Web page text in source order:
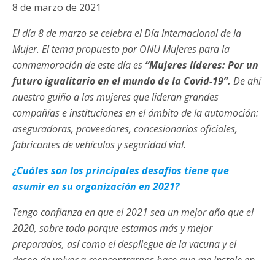
8 de marzo de 2021
El día 8 de marzo se celebra el Día Internacional de la
Mujer. El tema propuesto por ONU Mujeres para la
conmemoración de este día es “Mujeres líderes: Por un
futuro igualitario en el mundo de la Covid-19”. De ahí
nuestro guiño a las mujeres que lideran grandes
compañías e instituciones en el ámbito de la automoción:
aseguradoras, proveedores, concesionarios oficiales,
fabricantes de vehículos y seguridad vial.
¿Cuáles son los principales desafíos tiene que
asumir en su organización en 2021?
Tengo confianza en que el 2021 sea un mejor año que el
2020, sobre todo porque estamos más y mejor
preparados, así como el despliegue de la vacuna y el